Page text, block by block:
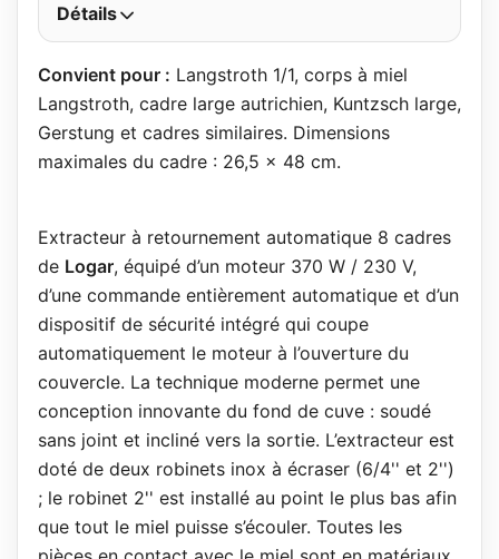
Détails
Convient pour : Langstroth 1/1, corps à miel
Langstroth, cadre large autrichien, Kuntzsch large,
Gerstung et cadres similaires. Dimensions
maximales du cadre : 26,5 x 48 cm.
Extracteur à retournement automatique 8 cadres
de Logar, équipé d’un moteur 370 W / 230 V,
d’une commande entièrement automatique et d’un
dispositif de sécurité intégré qui coupe
automatiquement le moteur à l’ouverture du
couvercle. La technique moderne permet une
conception innovante du fond de cuve : soudé
sans joint et incliné vers la sortie. L’extracteur est
doté de deux robinets inox à écraser (6/4'' et 2'')
; le robinet 2'' est installé au point le plus bas afin
que tout le miel puisse s’écouler. Toutes les